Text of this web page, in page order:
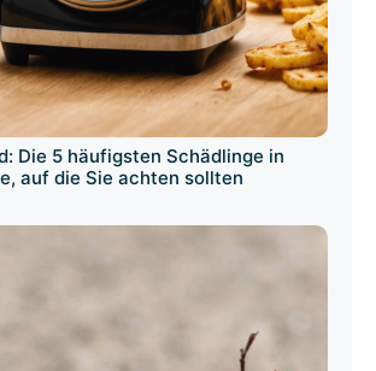
Die 5 häufigsten Schädlinge in
auf die Sie achten sollten